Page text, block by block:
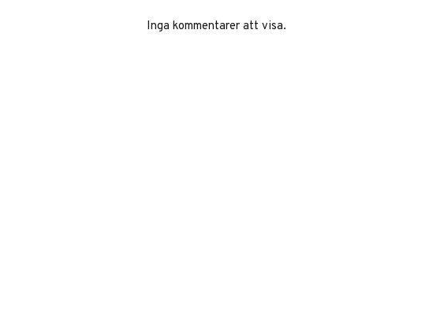
Inga kommentarer att visa.